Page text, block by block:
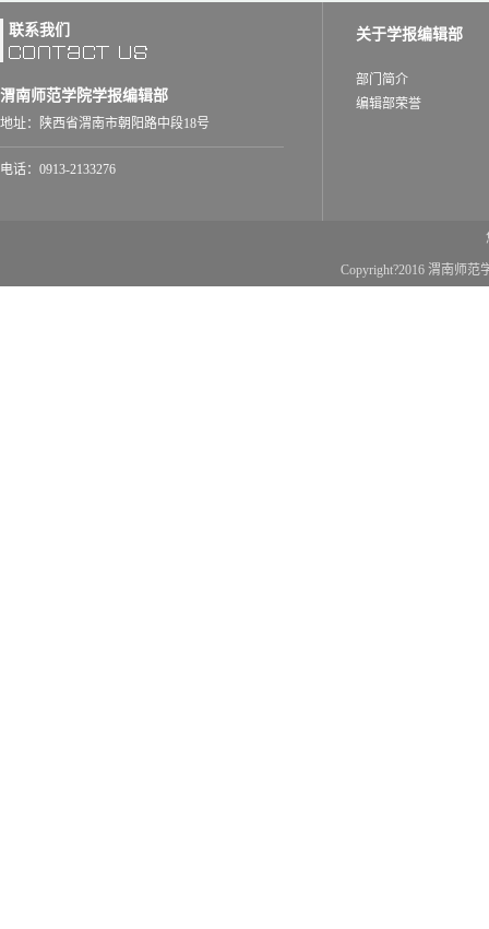
联系我们
渭南师范学院学报编辑部
地址：陕西省渭南市朝阳路中段18号
电话：0913-2133276
关于学报编辑部
部门简介
编辑部荣誉
Copyright?2016 渭南师